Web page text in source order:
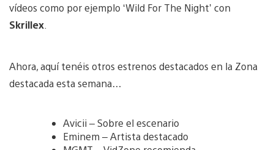
vídeos como por ejemplo ‘Wild For The Night’ con
Skrillex
Ahora, aquí tenéis otros estrenos destacados en la Zona
destacada esta semana…
Avicii – Sobre el escenario
Eminem – Artista destacado